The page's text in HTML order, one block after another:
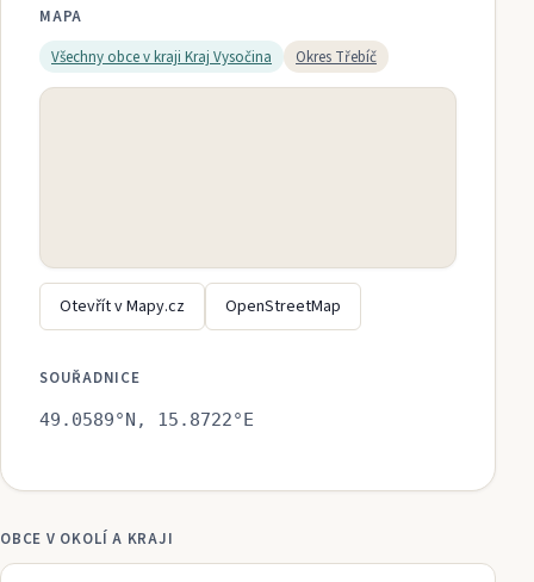
MAPA
Všechny obce v kraji Kraj Vysočina Okres Třebíč
Otevřít v Mapy.cz OpenStreetMap
SOUŘADNICE
49.0589°N, 15.8722°E
OBCE V OKOLÍ A KRAJI